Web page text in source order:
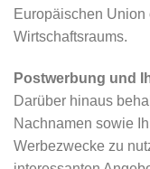
Europäischen
Wirtschaftsraums.
Postwerbung und
Darüber hinaus
Nachnamen sowie
Werbezwecke zu